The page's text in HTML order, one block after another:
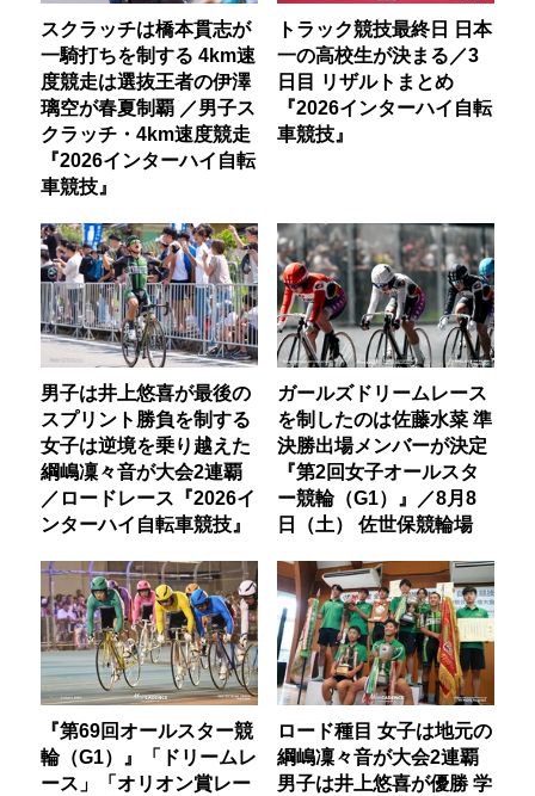
スクラッチは橋本貫志が
一騎打ちを制する 4km速
度競走は選抜王者の伊澤
璃空が春夏制覇 ／男子ス
クラッチ・4km速度競走
『2026インターハイ自転
車競技』
トラック競技最終日 日本
一の高校生が決まる／3
日目 リザルトまとめ
『2026インターハイ自転
車競技』
男子は井上悠喜が最後の
スプリント勝負を制する
女子は逆境を乗り越えた
綱嶋凜々音が大会2連覇
／ロードレース『2026イ
ンターハイ自転車競技』
ガールズドリームレース
を制したのは佐藤水菜 準
決勝出場メンバーが決定
『第2回女子オールスタ
ー競輪（G1）』／8月8
日（土） 佐世保競輪場
『第69回オールスター競
輪（G1）』「ドリームレ
ース」「オリオン賞レー
ロード種目 女子は地元の
綱嶋凜々音が大会2連覇
男子は井上悠喜が優勝 学